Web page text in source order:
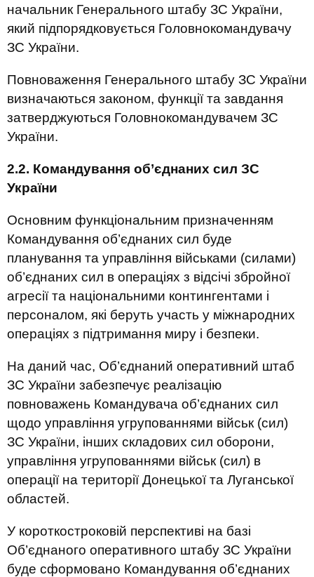
начальник Генерального штабу ЗС України,
який підпорядковується Головнокомандувачу
ЗС України.
Повноваження Генерального штабу ЗС України
визначаються законом, функції та завдання
затверджуються Головнокомандувачем ЗС
України.
2.2. Командування об’єднаних сил ЗС
України
Основним функціональним призначенням
Командування об’єднаних сил буде
планування та управління військами (силами)
об’єднаних сил в операціях з відсічі збройної
агресії та національними контингентами і
персоналом, які беруть участь у міжнародних
операціях з підтримання миру і безпеки.
На даний час, Об’єднаний оперативний штаб
ЗС України забезпечує реалізацію
повноважень Командувача об’єднаних сил
щодо управління угрупованнями військ (сил)
ЗС України, інших складових сил оборони,
управління угрупованнями військ (сил) в
операції на території Донецької та Луганської
областей.
У короткостроковій перспективі на базі
Об’єднаного оперативного штабу ЗС України
буде сформовано Командування об’єднаних